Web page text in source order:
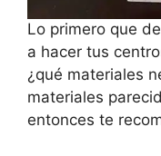
Lo primero que
a hacer tus
¿qué materiales
materiales
entonces te